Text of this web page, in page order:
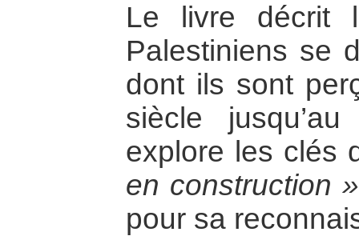
Le livre décrit
Palestiniens se
dont ils sont
siècle
explore les clés
en construction »
pour sa